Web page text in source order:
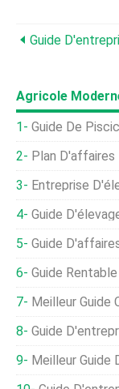
Agricole
Guide De
Plan
Entreprise
Guide
Guide D'affaires
Guide Rentable
Meilleur Guide
Guide D'entreprise
Meilleur Guide